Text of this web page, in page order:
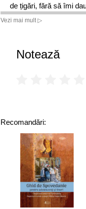
de țigări, fără să îmi
trăit frustrările
Vezi mai mult ▷
Notează
Recomandări: